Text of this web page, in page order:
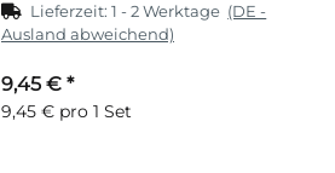
Lieferzeit:1 - 2 Werktage (DE -
Ausland abweichend)
9,45 € *
9,45 € pro 1 Set